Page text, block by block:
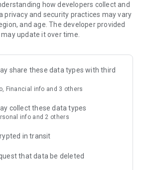
een fiets in de buurt
voor kinderen, boodschappen of
je gebruikt
minuten
de buurt
fietsen begin 2026
how developers collect and
privacy and security practices may vary
and age. The developer provided
update it over time.
share these data types with third
Financial info and 3 others
collect these data types
info and 2 others
in transit
that data be deleted